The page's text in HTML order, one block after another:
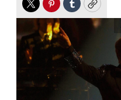
TwitterPinterest
TumblrCopy